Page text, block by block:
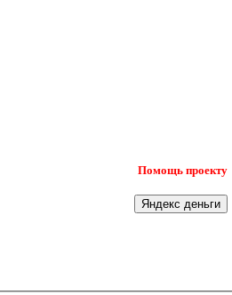
Помощь проекту